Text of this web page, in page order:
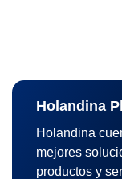
Holandina
Holandina
mejores
productos y